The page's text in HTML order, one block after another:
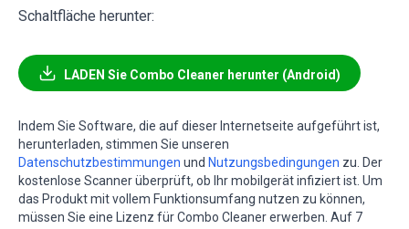
Schaltfläche herunter:
LADEN Sie Combo Cleaner herunter (Android)
Indem Sie Software, die auf dieser Internetseite aufgeführt ist,
herunterladen, stimmen Sie unseren
Datenschutzbestimmungen und Nutzungsbedingungen zu. Der
kostenlose Scanner überprüft, ob Ihr mobilgerät infiziert ist. Um
das Produkt mit vollem Funktionsumfang nutzen zu können,
müssen Sie eine Lizenz für Combo Cleaner erwerben. Auf 7